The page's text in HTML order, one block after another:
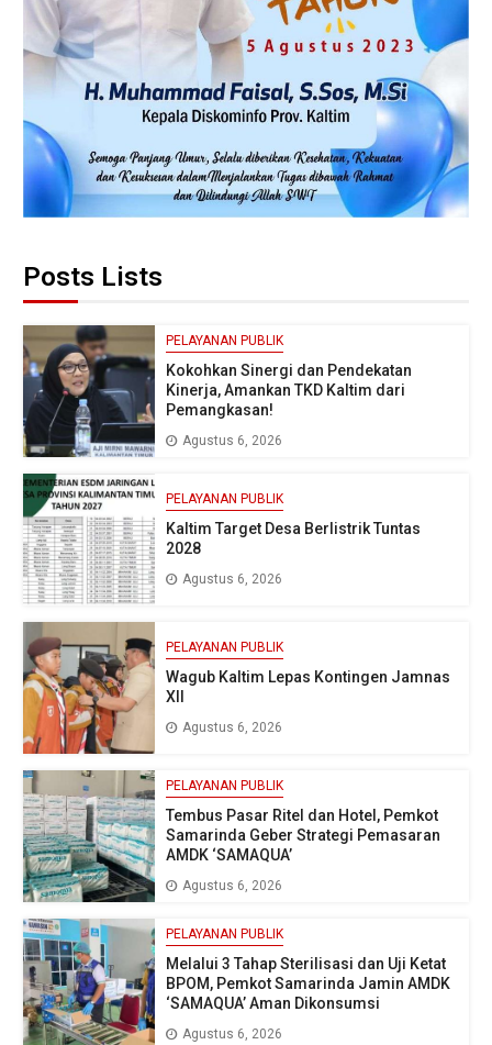
Posts Lists
PELAYANAN PUBLIK
Kokohkan Sinergi dan Pendekatan
Kinerja, Amankan TKD Kaltim dari
Pemangkasan!
Agustus 6, 2026
PELAYANAN PUBLIK
Kaltim Target Desa Berlistrik Tuntas
2028
Agustus 6, 2026
PELAYANAN PUBLIK
Wagub Kaltim Lepas Kontingen Jamnas
XII
Agustus 6, 2026
PELAYANAN PUBLIK
Tembus Pasar Ritel dan Hotel, Pemkot
Samarinda Geber Strategi Pemasaran
AMDK ‘SAMAQUA’
Agustus 6, 2026
PELAYANAN PUBLIK
Melalui 3 Tahap Sterilisasi dan Uji Ketat
BPOM, Pemkot Samarinda Jamin AMDK
‘SAMAQUA’ Aman Dikonsumsi
Agustus 6, 2026